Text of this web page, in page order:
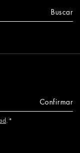
Buscar
Confirmar
.